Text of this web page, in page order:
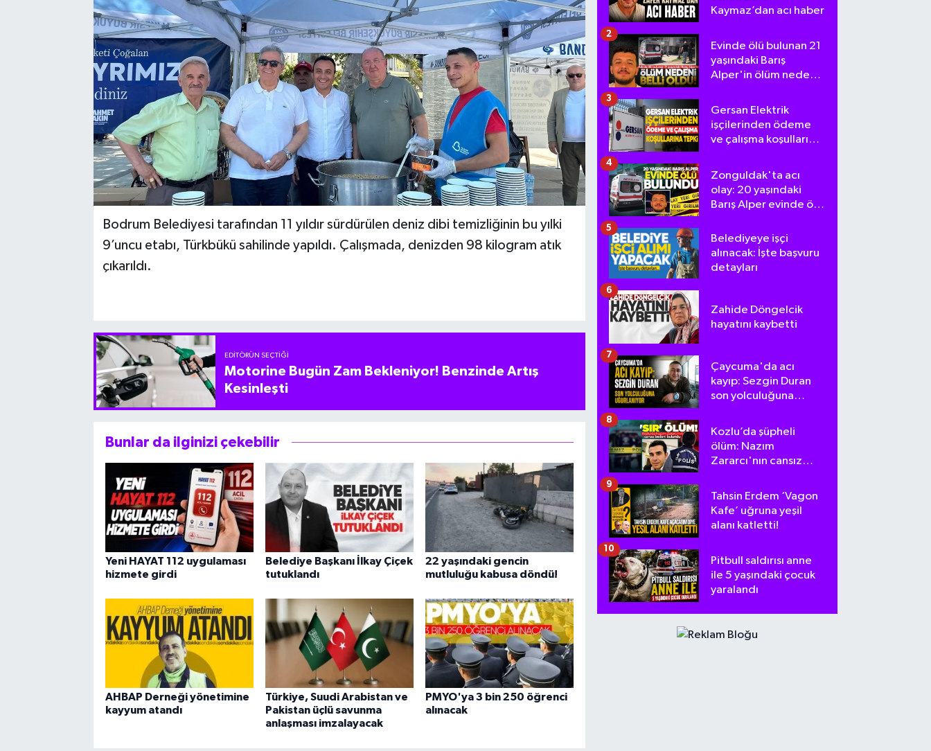
Bodrum Belediyesi tarafından 11 yıldır sürdürülen deniz dibi temizliğinin bu yılki
9’uncu etabı, Türkbükü sahilinde yapıldı. Çalışmada, denizden 98 kilogram atık
çıkarıldı.
EDITÖRÜN SEÇTIĞI
Motorine Bugün Zam Bekleniyor! Benzinde Artış
Kesinleşti
Bunlar da ilginizi çekebilir
Yeni HAYAT 112 uygulaması
hizmete girdi
Belediye Başkanı İlkay Çiçek
tutuklandı
22 yaşındaki gencin
mutluluğu kabusa döndü!
AHBAP Derneği yönetimine
kayyum atandı
Türkiye, Suudi Arabistan ve
Pakistan üçlü savunma
anlaşması imzalayacak
PMYO'ya 3 bin 250 öğrenci
alınacak
Kaymaz’dan acı haber
Evinde ölü bulunan 21
yaşındaki Barış
Alper'in ölüm nedeni
2
Gersan Elektrik
işçilerinden ödeme
ve çalışma koşullarına
3
Zonguldak'ta acı
olay: 20 yaşındaki
Barış Alper evinde ölü
4
Belediyeye işçi
alınacak: İşte başvuru
detayları
5
Zahide Döngelcik
hayatını kaybetti
6
Çaycuma'da acı
kayıp: Sezgin Duran
son yolculuğuna
7
Kozlu’da şüpheli
ölüm: Nazım
Zararcı'nın cansız
8
Tahsin Erdem ‘Vagon
Kafe’ uğruna yeşil
alanı katletti!
9
Pitbull saldırısı anne
ile 5 yaşındaki çocuk
yaralandı
10